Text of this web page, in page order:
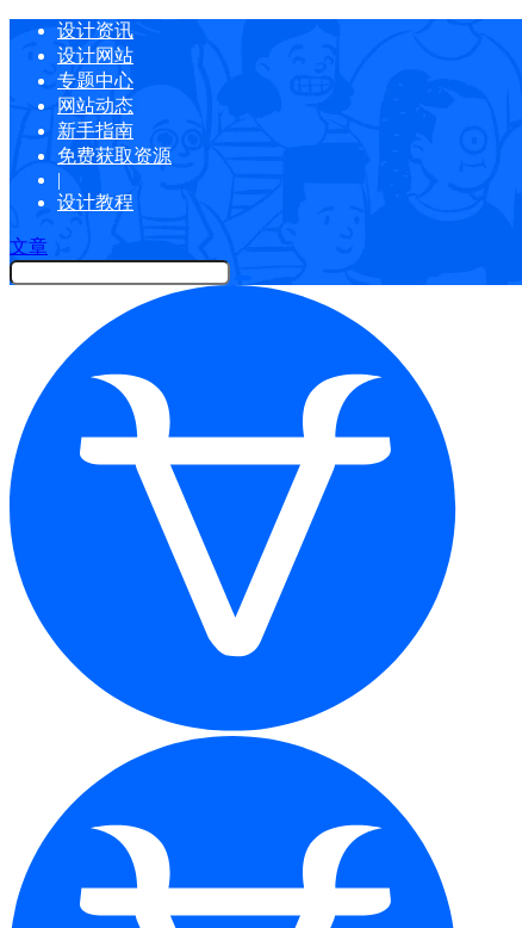
设计资讯
设计网站
专题中心
网站动态
新手指南
免费获取资源
|
设计教程
文章